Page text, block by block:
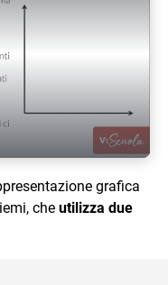
Video
grafica
che utilizza due